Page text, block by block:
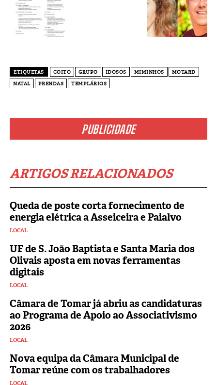
PUBLICIDADE
ARTIGOS RELACIONADOS
Queda de poste corta fornecimento de
energia elétrica a Asseiceira e Paialvo
LOCAL
UF de S. João Baptista e Santa Maria dos
Olivais aposta em novas ferramentas
digitais
LOCAL
Câmara de Tomar já abriu as candidaturas
ao Programa de Apoio ao Associativismo
2026
LOCAL
Nova equipa da Câmara Municipal de
Tomar reúne com os trabalhadores
LOCAL
ETIQUETAS COITO GRUPO IDOSOS MIMINHOS
MOTARD
NATAL
PRENDAS TEMPLÁRIOS